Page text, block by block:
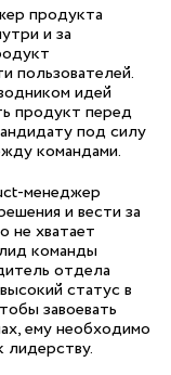
продукта
и за
пользователей.
идей
продукт перед
под силу
командами.
менеджер
и вести за
не хватает
команды
отдела
статус в
завоевать
ему необходимо
лидерству.